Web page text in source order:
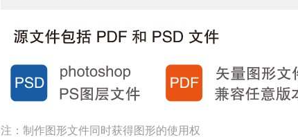
注：制作图形文件同时获得图形的使用权